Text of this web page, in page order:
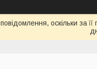
оскільки за